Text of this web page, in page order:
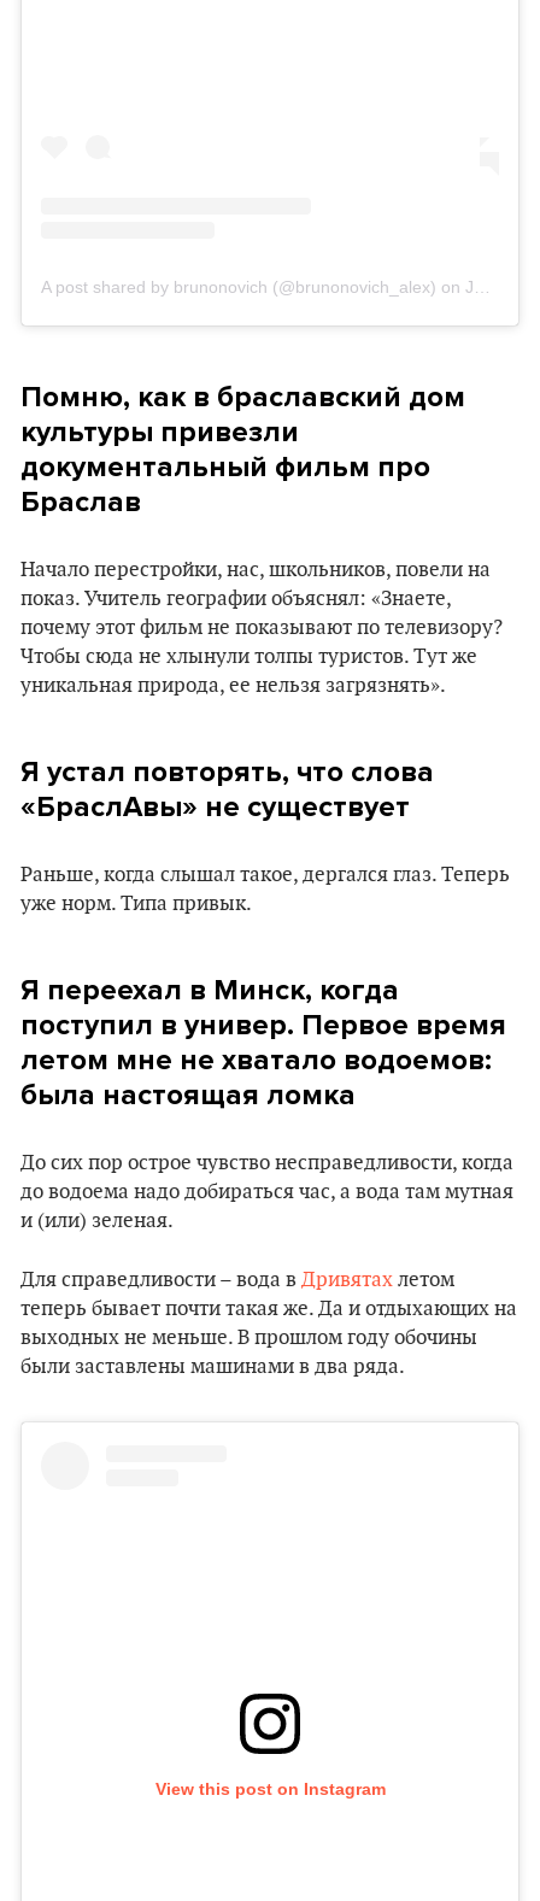
A post shared by brunonovich (@brunonovich_alex) on Jun 16, 2019 at 3:01am PDT
Помню, как в браславский дом
культуры привезли
документальный фильм про
Браслав
Начало перестройки, нас, школьников, повели на
показ. Учитель географии объяснял: «Знаете,
почему этот фильм не показывают по телевизору?
Чтобы сюда не хлынули толпы туристов. Тут же
уникальная природа, ее нельзя загрязнять».
Я устал повторять, что слова
«БраслАвы» не существует
Раньше, когда слышал такое, дергался глаз. Теперь
уже норм. Типа привык.
Я переехал в Минск, когда
поступил в универ. Первое время
летом мне не хватало водоемов:
была настоящая ломка
До сих пор острое чувство несправедливости, когда
до водоема надо добираться час, а вода там мутная
и (или) зеленая.
Для справедливости – вода в Дривятах летом
теперь бывает почти такая же. Да и отдыхающих на
выходных не меньше. В прошлом году обочины
были заставлены машинами в два ряда.
View this post on Instagram